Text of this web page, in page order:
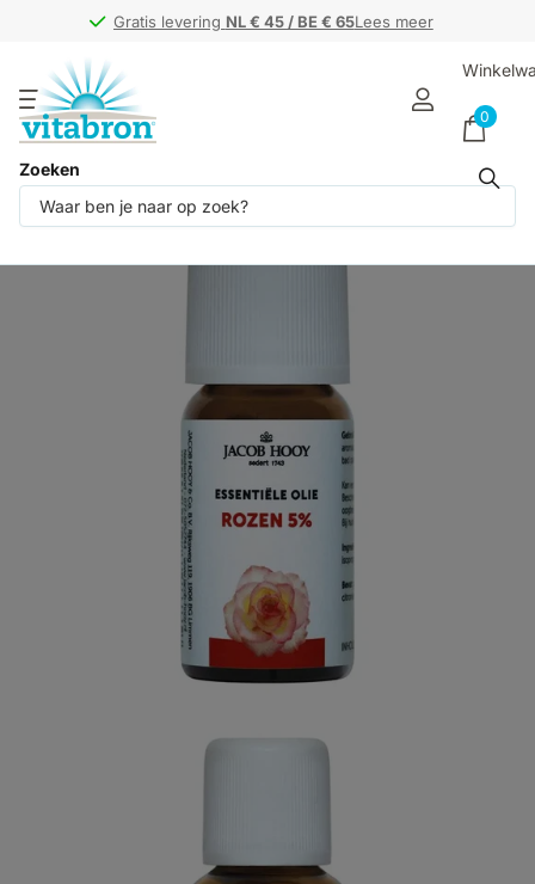
Gratis levering NL € 45 / BE € 65Lees meer
Gratis levering NL € 45 / BE € 65
Zoeken
0
Deel dit product